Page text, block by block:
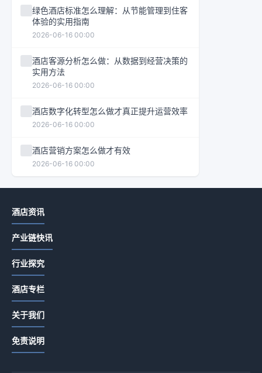
绿色酒店标准怎么理解：从节能管理到住客
体验的实用指南
2026-06-16 00:00
酒店客源分析怎么做：从数据到经营决策的
实用方法
2026-06-16 00:00
酒店数字化转型怎么做才真正提升运营效率
2026-06-16 00:00
酒店营销方案怎么做才有效
2026-06-16 00:00
酒店资讯
产业链快讯
行业探究
酒店专栏
关于我们
免责说明